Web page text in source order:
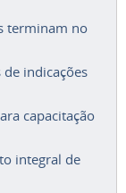
terminam no
indicações
capacitação
integral de